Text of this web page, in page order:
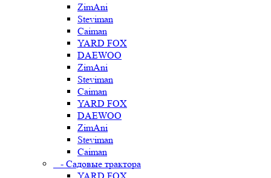
ZimAni
Steviman
Caiman
YARD FOX
DAEWOO
ZimAni
Steviman
Caiman
YARD FOX
DAEWOO
ZimAni
Steviman
Caiman
- Садовые трактора